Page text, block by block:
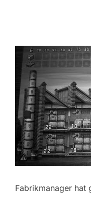
Fabrikmanager hat